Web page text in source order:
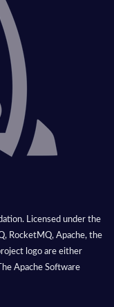
Licensed under the
RocketMQ, Apache, the
logo are either
Apache Software